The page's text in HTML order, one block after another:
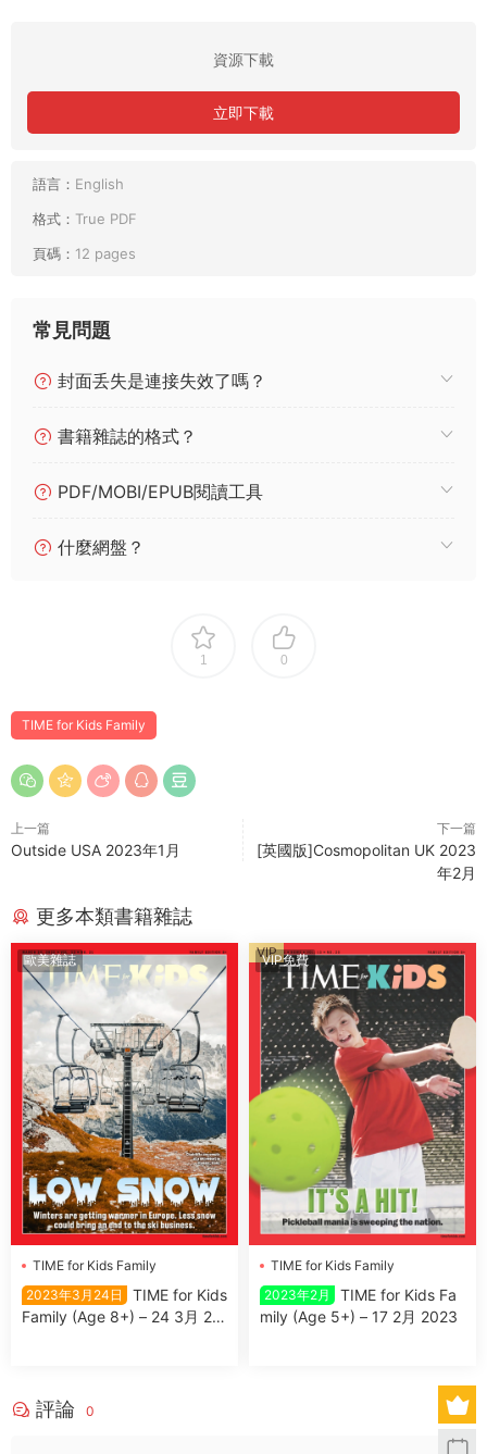
資源下載
立即下載
語言： English
格式： True PDF
頁碼： 12 pages
常見問題
封面丢失是連接失效了嗎？
書籍雜誌的格式？
PDF/MOBI/EPUB閱讀工具
什麼網盤？
1 0
TIME for Kids Family
上一篇
Outside USA 2023年1月
下一篇
[英國版]Cosmopolitan UK 2023
年2月
更多本類書籍雜誌
歐美雜誌
TIME for Kids Family
2023年3月24日
TIME for Kids
Family (Age 8+) – 24 3月 20
VIP免費
TIME for Kids Family
2023年2月
TIME for Kids Fa
mily (Age 5+) – 17 2月 2023
VIP
評論 0